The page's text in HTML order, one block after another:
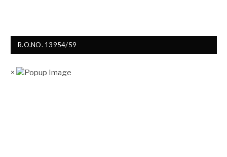
R.O.NO. 13954/59
×